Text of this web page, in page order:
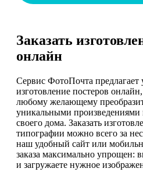
Заказать
онлайн
Сервис ФотоПочта предлагает
изготовление постеров
любому желающему
уникальными произведениями
своего дома. Заказать
типографии можно всего за
наш удобный сайт или
заказа максимально упрощен:
и загружаете нужное